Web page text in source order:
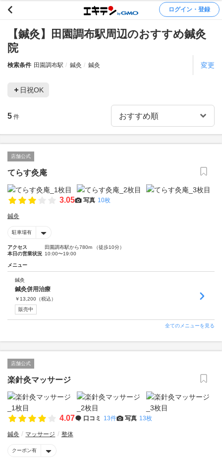
ログイン・登録
【鍼灸】田園調布駅周辺のおすすめ鍼灸
院
検索条件 田園調布駅 鍼灸 鍼灸 変更
日祝OK
5 件
店舗公式
てらす灸庵
3.05 写真 10枚
鍼灸
駐車場有
アクセス
田園調布駅から780m （徒歩10分）
本日の営業状況 10:00〜19:00
メニュー
鍼灸
鍼灸併用治療
￥ 13,200 （税込）
販売中
全てのメニューを見る
店舗公式
楽針灸マッサージ
4.07 口コミ 13件 写真 13枚
鍼灸 マッサージ 整体
クーポン有